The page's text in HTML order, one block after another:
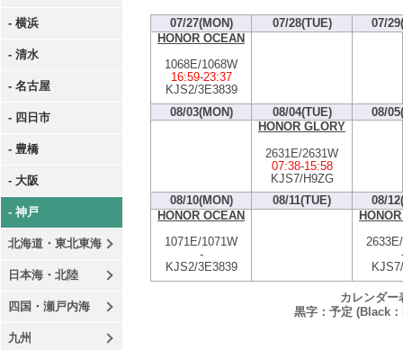
- 横浜
- 清水
- 名古屋
- 四日市
- 豊橋
- 大阪
- 神戸
北海道・東北東海
日本海・北陸
四国・瀬戸内海
九州
07/27(MON) 07/28(TUE)
07/
HONOR OCEAN
1068E/1068W
16:59-23:37
KJS2/3E3839
08/03(MON)
08/04(TUE)
08/
HONOR GLORY
2631E/2631W
07:38-15:58
KJS7/H9ZG
08/10(MON)
08/11(TUE)
08/
HONOR OCEAN
1071E/1071W
-
KJS2/3E3839
カレンダー
黒字：予定 (Black